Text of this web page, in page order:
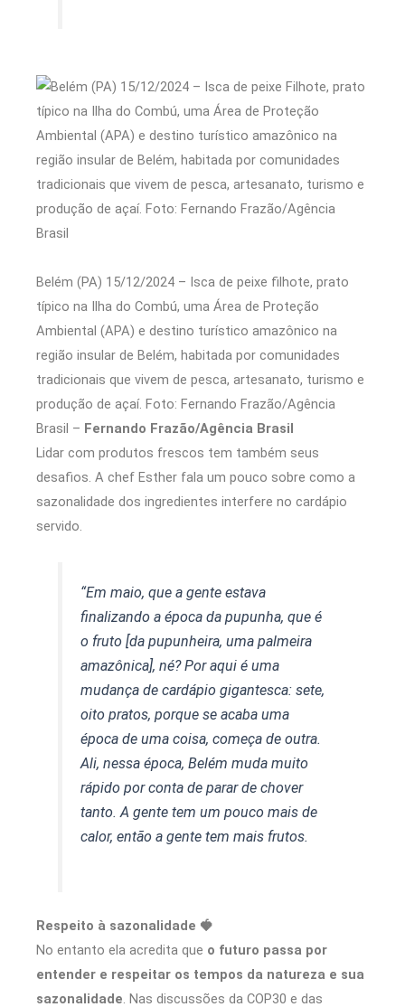
Belém (PA) 15/12/2024 – Isca de peixe filhote, prato
típico na Ilha do Combú, uma Área de Proteção
Ambiental (APA) e destino turístico amazônico na
região insular de Belém, habitada por comunidades
tradicionais que vivem de pesca, artesanato, turismo e
produção de açaí. Foto: Fernando Frazão/Agência
Brasil – Fernando Frazão/Agência Brasil
Lidar com produtos frescos tem também seus
desafios. A chef Esther fala um pouco sobre como a
sazonalidade dos ingredientes interfere no cardápio
servido.
“Em maio, que a gente estava
finalizando a época da pupunha, que é
o fruto [da pupunheira, uma palmeira
amazônica], né? Por aqui é uma
mudança de cardápio gigantesca: sete,
oito pratos, porque se acaba uma
época de uma coisa, começa de outra.
Ali, nessa época, Belém muda muito
rápido por conta de parar de chover
tanto. A gente tem um pouco mais de
calor, então a gente tem mais frutos.
Respeito à sazonalidade 🍓
No entanto ela acredita que o futuro passa por
entender e respeitar os tempos da natureza e sua
sazonalidade. Nas discussões da COP30 e das